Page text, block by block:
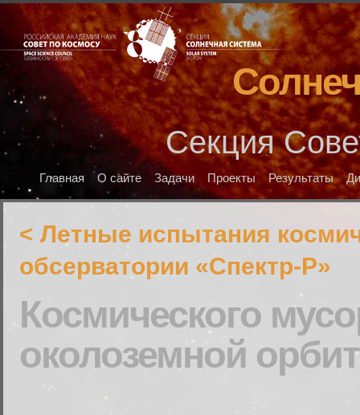
Секция
Главная О сайте Задачи Проекты Результаты
< Летные испытания
обсерватории «Спектр-Р»
Космического
околоземной